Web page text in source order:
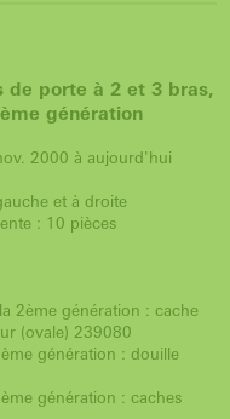
de porte à 2 et 3 bras,
génération
nov. 2000 à aujourd'hui
et à droite
: 10 pièces
2ème génération : cache
(ovale) 239080
génération : douille
génération : caches